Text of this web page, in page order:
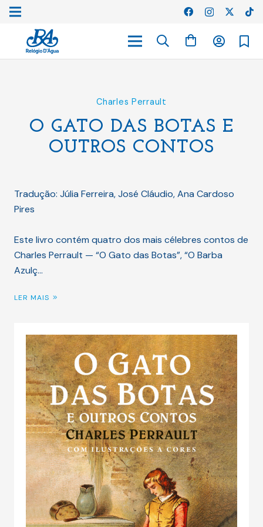
Charles Perrault
O GATO DAS BOTAS E
OUTROS CONTOS
Tradução: Júlia Ferreira, José Cláudio, Ana Cardoso
Pires
Este livro contém quatro dos mais célebres contos de
Charles Perrault — “O Gato das Botas”, “O Barba
Azulç…
LER MAIS